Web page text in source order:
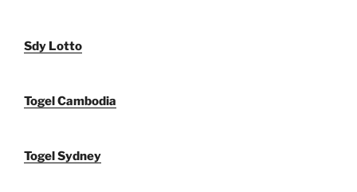
Sdy Lotto
Togel Cambodia
Togel Sydney